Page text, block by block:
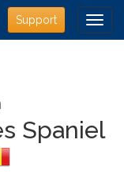
Support
Spaniel